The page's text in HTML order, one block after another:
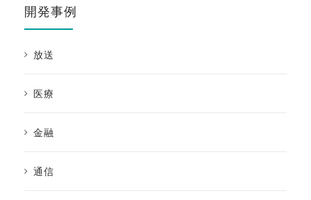
開発事例
放送
医療
金融
通信